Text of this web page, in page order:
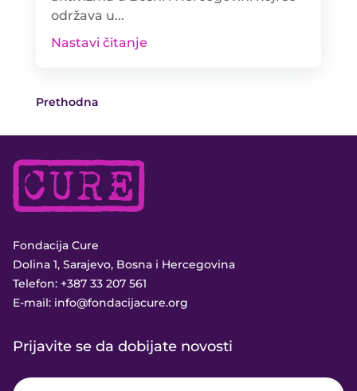
održava u...
Nastavi čitanje
Prethodna
Fondacija Cure
Dolina 1, Sarajevo, Bosna i Hercegovina
Telefon: +387 33 207 561
E-mail: info@fondacijacure.org
Prijavite se da dobijate novosti